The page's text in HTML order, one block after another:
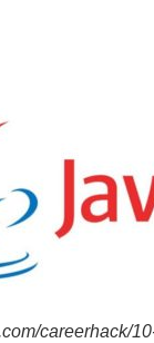
careerhack/